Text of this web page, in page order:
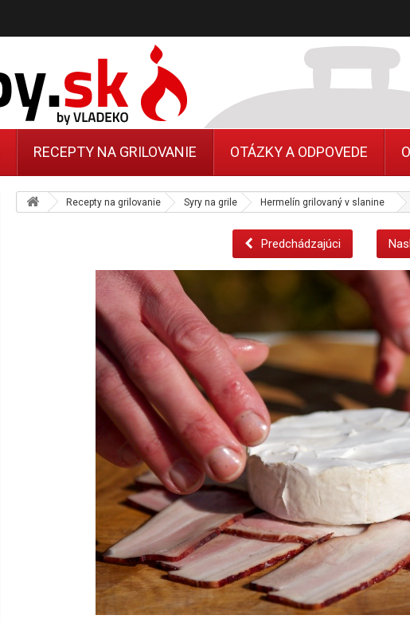
Recepty na grilovanie Syry na grile Hermelín grilovaný v slanine
Predchádzajúci
RECEPTY NA GRILOVANIE OTÁZKY A ODPOVEDE